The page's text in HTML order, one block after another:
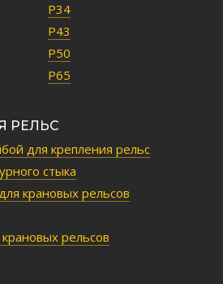
Р34
Р43
Р50
Р65
РЕЛЬС
для крепления рельс
стыка
крановых рельсов
рельсов